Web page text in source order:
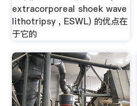
extracorporeal shoek wave
lithotripsy , ESWL) 的优点在
于它的